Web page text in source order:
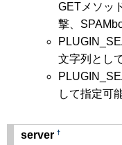
GETメソッ
撃、
文字列とし
して指定可
server †